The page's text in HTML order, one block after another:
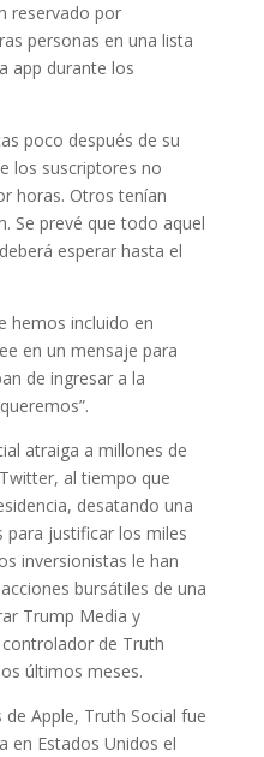
reservado por
personas en una lista
app durante los
poco después de su
los suscriptores no
horas. Otros tenían
Se prevé que todo aquel
esperar hasta el
hemos incluido en
en un mensaje para
de ingresar a la
atraiga a millones de
al tiempo que
desatando una
para justificar los miles
inversionistas le han
bursátiles de una
Trump Media y
de Truth
últimos meses.
Apple, Truth Social fue
en Estados Unidos el